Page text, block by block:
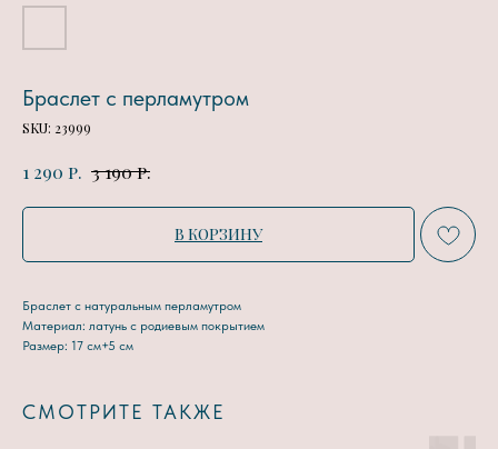
Браслет с перламутром
SKU: 23999
1 290 р. 3 190р.
В КОРЗИНУ
Браслет с натуральным перламутром
Материал: латунь с родиевым покрытием
Размер: 17 см+5 см
СМОТРИТЕ ТАКЖЕ